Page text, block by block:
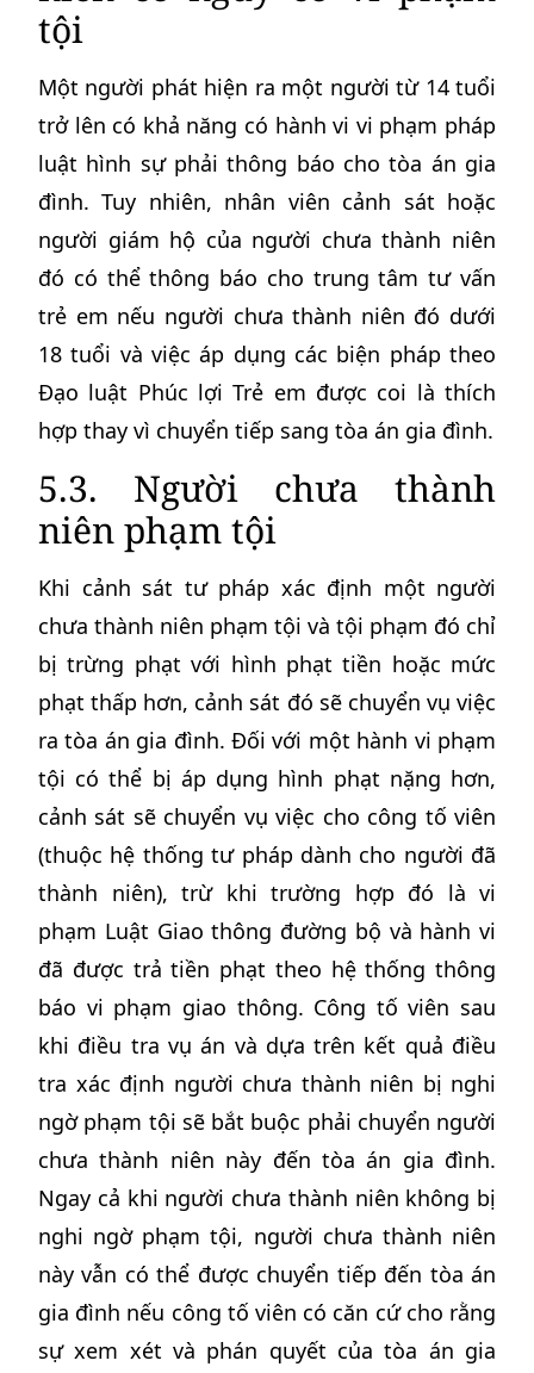
tội
Một người phát hiện ra một người từ 14 tuổi
trở lên có khả năng có hành vi vi phạm pháp
luật hình sự phải thông báo cho tòa án gia
đình. Tuy nhiên, nhân viên cảnh sát hoặc
người giám hộ của người chưa thành niên
đó có thể thông báo cho trung tâm tư vấn
trẻ em nếu người chưa thành niên đó dưới
18 tuổi và việc áp dụng các biện pháp theo
Đạo luật Phúc lợi Trẻ em được coi là thích
hợp thay vì chuyển tiếp sang tòa án gia đình.
5.3. Người chưa thành
niên phạm tội
Khi cảnh sát tư pháp xác định một người
chưa thành niên phạm tội và tội phạm đó chỉ
bị trừng phạt với hình phạt tiền hoặc mức
phạt thấp hơn, cảnh sát đó sẽ chuyển vụ việc
ra tòa án gia đình. Đối với một hành vi phạm
tội có thể bị áp dụng hình phạt nặng hơn,
cảnh sát sẽ chuyển vụ việc cho công tố viên
(thuộc hệ thống tư pháp dành cho người đã
thành niên), trừ khi trường hợp đó là vi
phạm Luật Giao thông đường bộ và hành vi
đã được trả tiền phạt theo hệ thống thông
báo vi phạm giao thông. Công tố viên sau
khi điều tra vụ án và dựa trên kết quả điều
tra xác định người chưa thành niên bị nghi
ngờ phạm tội sẽ bắt buộc phải chuyển người
chưa thành niên này đến tòa án gia đình.
Ngay cả khi người chưa thành niên không bị
nghi ngờ phạm tội, người chưa thành niên
này vẫn có thể được chuyển tiếp đến tòa án
gia đình nếu công tố viên có căn cứ cho rằng
sự xem xét và phán quyết của tòa án gia